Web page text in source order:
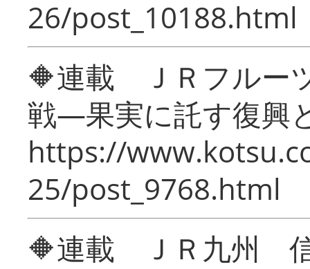
26/post_10188.html
🔶連載 ＪＲフルー
戦―果実に託す復興
https://
25/post_9768.html
🔶連載 ＪＲ九州 信